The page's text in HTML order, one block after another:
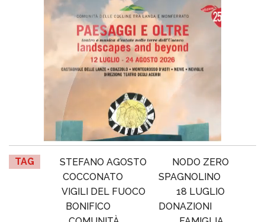
TAG STEFANO AGOSTO
NODO ZERO
COCCONATO
SPAGNOLINO
VIGILI DEL FUOCO
18 LUGLIO
BONIFICO
DONAZIONI